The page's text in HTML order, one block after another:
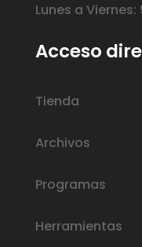
Lunes a Viernes:
Acceso
Tienda
Archivos
Programas
Herramientas